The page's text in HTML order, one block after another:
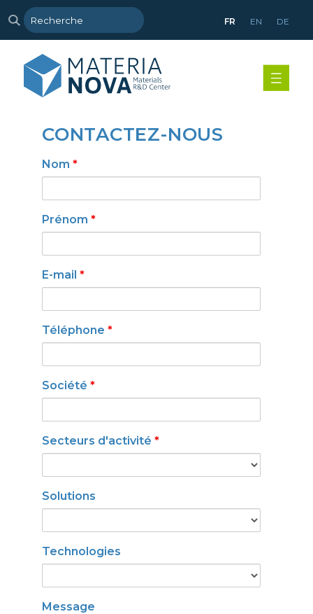
FR EN DE
CONTACTEZ-NOUS
Nom *
Prénom *
E-mail *
Téléphone *
Société *
Secteurs d'activité *
Solutions
Technologies
Message